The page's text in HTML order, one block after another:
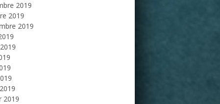
2019
2019
2019
2019